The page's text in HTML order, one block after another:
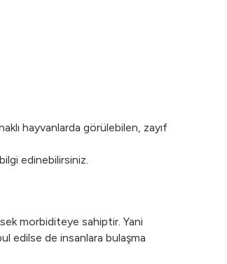
hayvanlarda görülebilen, zayıf
edinebilirsiniz.
morbiditeye sahiptir. Yani
edilse de insanlara bulaşma